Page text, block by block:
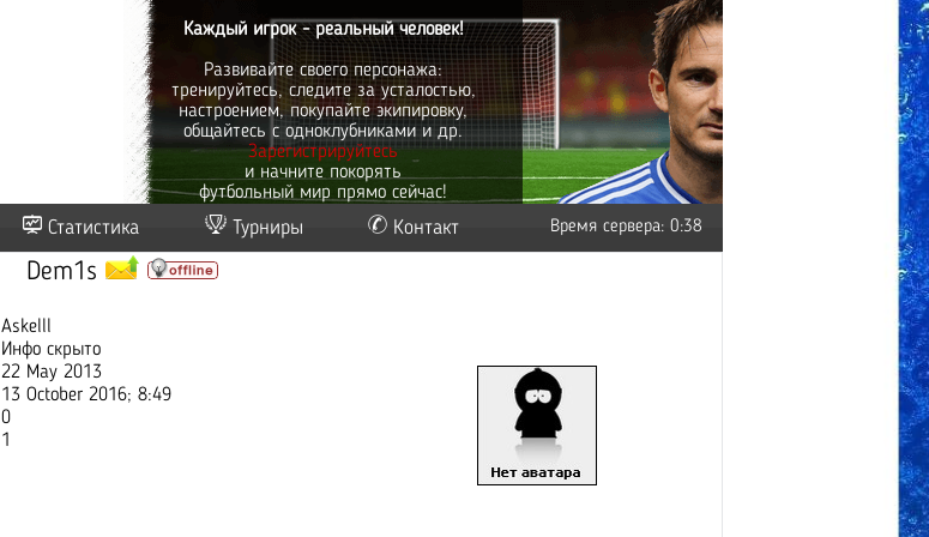
Каждый игрок - реальный человек!
Развивайте своего персонажа:
тренируйтесь, следите за усталостью,
настроением, покупайте экипировку,
общайтесь с одноклубниками и др.
Зарегистрируйтесь
и начните покорять
футбольный мир прямо сейчас!
Статистика Турниры Контакт Время сервера: 0:38
Dem1s
Askelll
Инфо скрыто
22 May 2013
13 October 2016; 8:49
0
1